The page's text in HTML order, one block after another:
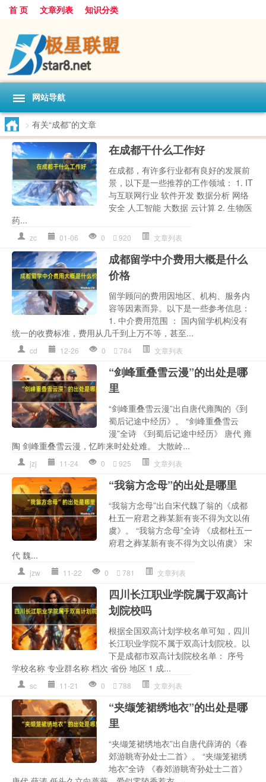
首 页 文章列表 知识分类
网站导航
> 有关“成都”的文章
在成都干什么工作好
在成都，有许多行业都有良好的发展前
景，以下是一些推荐的工作领域： 1. IT
与互联网行业 软件开发 数据分析 网络
安全 人工智能 大数据 云计算 2. 生物医
药...
zc 01-06 0 920 文章列表
成都留学中介费用大概是什么
价格
留学顾问的费用因地区、机构、服务内
容等因素而异。以下是一些参考信息：
1. 中介费用范围 ： 国内留学机构没有
统一的收费标准，费用从几千到上万不等，甚至...
cd 12-26 0 784 文章列表
“剑峰重叠雪云漫”的出处是哪
里
“剑峰重叠雪云漫”出自唐代雍陶的《到
蜀后记途中经历》。 “剑峰重叠雪云
漫”全诗 《到蜀后记途中经历》 唐代 雍
陶 剑峰重叠雪云漫，忆昨来时处处难。 大散岭...
jzj 11-24 0 925 文章列表
“我翁方念母”的出处是哪里
“我翁方念母”出自宋代魏了翁的《成都
杜五一府君之葬某新有丧不得为文以侑
虞》。 “我翁方念母”全诗 《成都杜五一
府君之葬某新有丧不得为文以侑虞》 宋
代 魏...
jzw 11-22 0 781 文章列表
四川长江职业学院属于双高计
划院校吗
根据全国双高计划学校名单可知，四川
长江职业学院不属于双高计划院校。以
下是成都市双高计划院校名单： 序号
学校名称 专业群名称 档次 省份 地区 1 成...
sc 11-21 0 788 文章列表
“夹缬笼裙绣地衣”的出处是哪
里
“夹缬笼裙绣地衣”出自唐代薛涛的《春
郊游眺寄孙处士二首》。 “夹缬笼裙绣
地衣”全诗 《春郊游眺寄孙处士二首》